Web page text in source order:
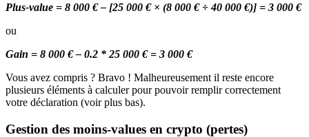
Plus-value = 8 000 € – [25 000 € × (8 000 € ÷ 40 000 €)] = 3 000 €
ou
Gain = 8 000 € – 0.2 * 25 000 € = 3 000 €
Vous avez compris ? Bravo ! Malheureusement il reste encore
plusieurs éléments à calculer pour pouvoir remplir correctement
votre déclaration (voir plus bas).
Gestion des moins-values en crypto (pertes)